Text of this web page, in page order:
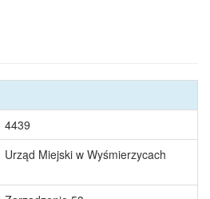
4439
Urząd Miejski w Wyśmierzycach